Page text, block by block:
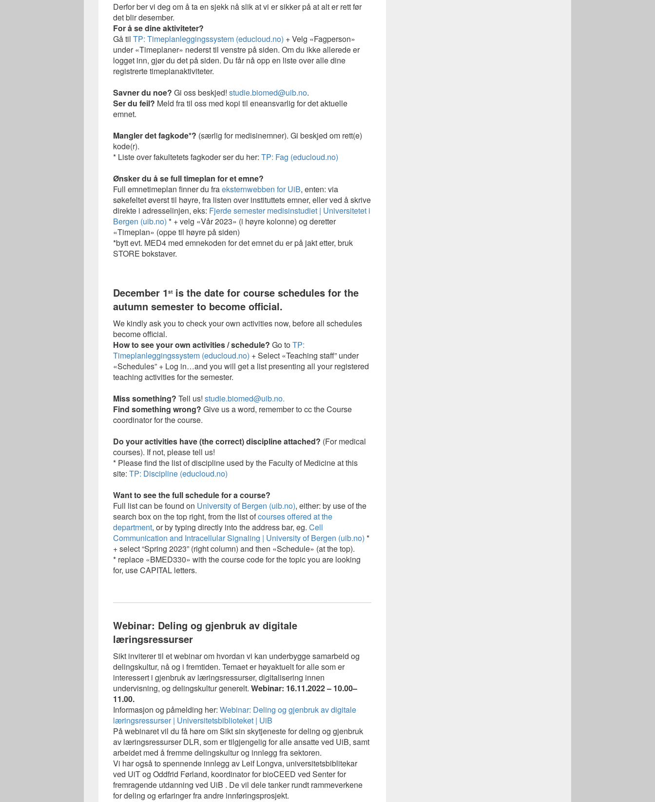
Derfor ber vi deg om å ta en sjekk nå slik at vi er sikker på at alt er rett før
det blir desember.
For å se dine aktiviteter?
Gå til TP: Timeplanleggingssystem (educloud.no) + Velg «Fagperson»
under «Timeplaner» nederst til venstre på siden. Om du ikke allerede er
logget inn, gjør du det på siden. Du får nå opp en liste over alle dine
registrerte timeplanaktiviteter.
Savner du noe? Gi oss beskjed! studie.biomed@uib.no.
Ser du feil? Meld fra til oss med kopi til eneansvarlig for det aktuelle
emnet.
Mangler det fagkode*? (særlig for medisinemner). Gi beskjed om rett(e)
kode(r).
* Liste over fakultetets fagkoder ser du her: TP: Fag (educloud.no)
Ønsker du å se full timeplan for et emne?
Full emnetimeplan finner du fraeksternwebben for UiB, enten: via
søkefeltet øverst til høyre, fra listen over instituttets emner, eller ved å skrive
direkte i adresselinjen, eks: Fjerde semester medisinstudiet | Universitetet i
Bergen (uib.no) * + velg «Vår 2023» (i høyre kolonne) og deretter
«Timeplan» (oppe til høyre på siden)
*bytt evt. MED4 med emnekoden for det emnet du er på jakt etter, bruk
STORE bokstaver.
December 1 st is the date for course schedules for the
autumn semester to become official.
We kindly ask you to check your own activities now, before all schedules
become official.
How to see your own activities / schedule? Go toTP:
Timeplanleggingssystem (educloud.no) + Select «Teaching staff” under
«Schedules” + Log in…and you will get a list presenting all your registered
teaching activities for the semester.
Miss something? Tell us! studie.biomed@uib.no.
Find something wrong? Give us a word, remember to cc the Course
coordinator for the course.
Do your activities have (the correct) discipline attached? (For medical
courses). If not, please tell us!
* Please find the list of discipline used by the Faculty of Medicine at this
site: TP: Discipline (educloud.no)
Want to see the full schedule for a course?
Full list can be found on University of Bergen (uib.no), either: by use of the
search box on the top right, from the list ofcourses offered at the
department, or by typing directly into the address bar, eg. Cell
Communication and Intracellular Signaling | University of Bergen (uib.no) *
+ select “Spring 2023” (right column) and then «Schedule» (at the top).
* replace «BMED330» with the course code for the topic you are looking
for, use CAPITAL letters.
Webinar: Deling og gjenbruk av digitale
læringsressurser
Sikt inviterer til et webinar om hvordan vi kan underbygge samarbeid og
delingskultur, nå og i fremtiden. Temaet er høyaktuelt for alle som er
interessert i gjenbruk av læringsressurser, digitalisering innen
undervisning, og delingskultur generelt. Webinar: 16.11.2022 – 10.00–
11.00.
Informasjon og påmelding her: Webinar: Deling og gjenbruk av digitale
læringsressurser | Universitetsbiblioteket | UiB
På webinaret vil du få høre om Sikt sin skytjeneste for deling og gjenbruk
av læringsressurser DLR, som er tilgjengelig for alle ansatte ved UiB, samt
arbeidet med å fremme delingskultur og innlegg fra sektoren.
Vi har også to spennende innlegg av Leif Longva, universitetsbiblitekar
ved UiT og Oddfrid Førland, koordinator for bioCEED ved Senter for
fremragende utdanning ved UiB . De vil dele tanker rundt rammeverkene
for deling og erfaringer fra andre innføringsprosjekt.